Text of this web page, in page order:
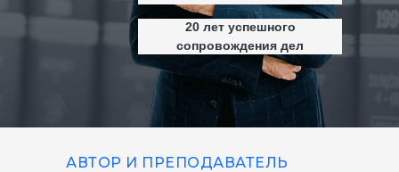
20 лет успешного
сопровождения дел
АВТОР И ПРЕПОДАВАТЕЛЬ